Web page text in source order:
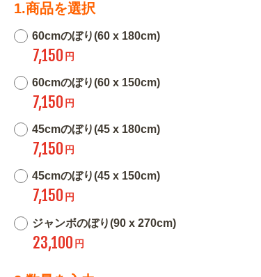
1.商品を選択
60cmのぼり(60 x 180cm)
7,150 円
60cmのぼり(60 x 150cm)
7,150 円
45cmのぼり(45 x 180cm)
7,150 円
45cmのぼり(45 x 150cm)
7,150 円
ジャンボのぼり(90 x 270cm)
23,100 円